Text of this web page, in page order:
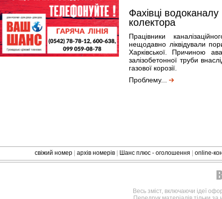
Фахівці
колектора
Працівники
нещодавно ліквідували
Харківської. Причиною
залізобетонної труби
газової корозії.
Проблему...
свіжий номер архів номерів Шанс плюс - оголошення online-
Весь зміст, включаючи ідеї